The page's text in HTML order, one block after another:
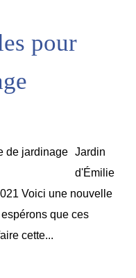
pour
Jardin
d'Émilie
Voici une nouvelle
que ces
cette...